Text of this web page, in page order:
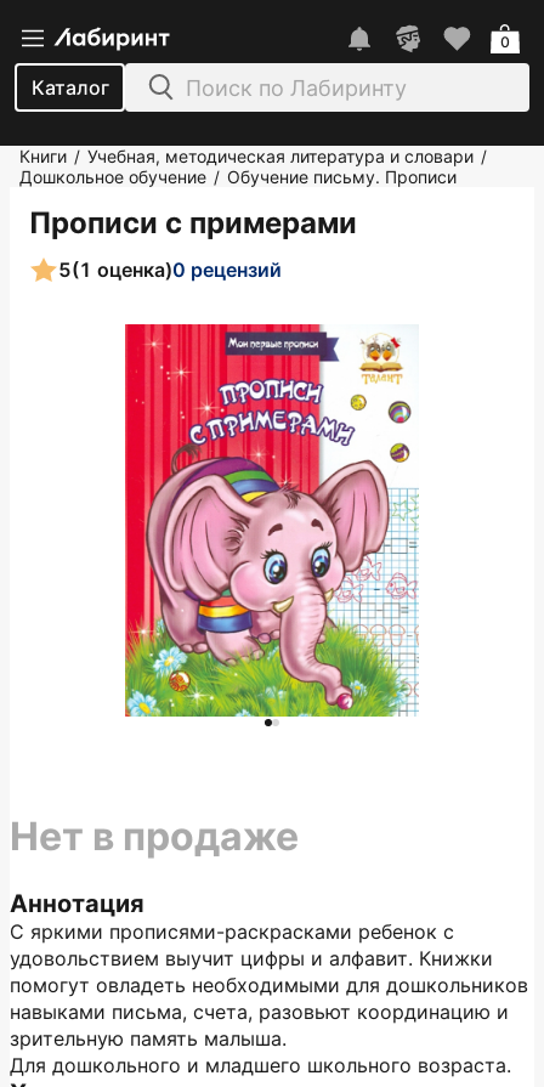
Каталог
0
Книги / Учебная, методическая литература и словари /
Дошкольное обучение / Обучение письму. Прописи
Прописи с примерами
5(1 оценка)0 рецензий
Аннотация
С яркими прописями-раскрасками ребенок с
удовольствием выучит цифры и алфавит. Книжки
помогут овладеть необходимыми для дошкольников
навыками письма, счета, разовьют координацию и
зрительную память малыша.
Для дошкольного и младшего школьного возраста.
Нет в продаже